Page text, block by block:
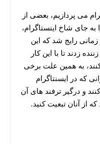
می پردازیم، بعضی از
به جای شاخ اینستاگرام،
زمانی رایج شد که این
زدند تا با این کار
به همین علت برخی
که در ایسنتاگرام
و درگیر ترفند های آن
از آنان تبعیت کنید.